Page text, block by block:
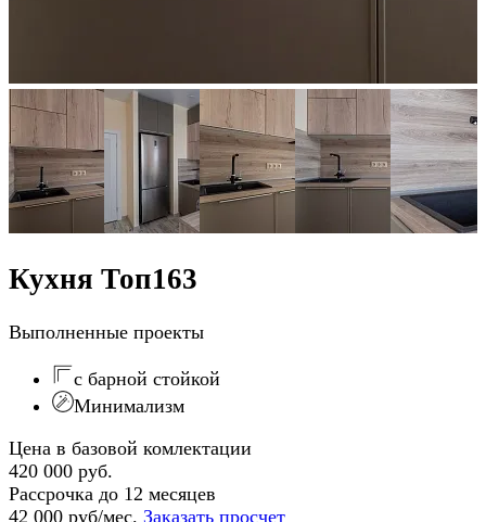
Кухня Топ163
Выполненные проекты
с барной стойкой
Минимализм
Цена в базовой комлектации
420 000 руб.
Рассрочка до 12 месяцев
42 000 руб/мес. Заказать просчет